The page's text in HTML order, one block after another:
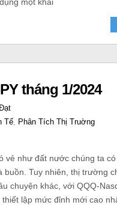
tháng 1/2024
Tế, Phân Tích Thị Truờng
vẻ như đất nước chúng ta
buồn. Tuy nhiên, thị trường
chuyện khác, với QQQ-
lập mức đỉnh mới cao